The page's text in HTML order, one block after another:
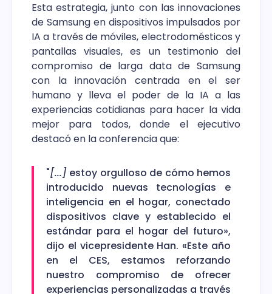
Esta estrategia, junto con las innovaciones
de Samsung en dispositivos impulsados por
IA a través de móviles, electrodomésticos y
pantallas visuales, es un testimonio del
compromiso de larga data de Samsung
con la innovación centrada en el ser
humano y lleva el poder de la IA a las
experiencias cotidianas para hacer la vida
mejor para todos, donde el ejecutivo
destacó en la conferencia que:
"[...] estoy orgulloso de cómo hemos
introducido nuevas tecnologías e
inteligencia en el hogar, conectado
dispositivos clave y establecido el
estándar para el hogar del futuro»,
dijo el vicepresidente Han. «Este año
en el CES, estamos reforzando
nuestro compromiso de ofrecer
experiencias personalizadas a través